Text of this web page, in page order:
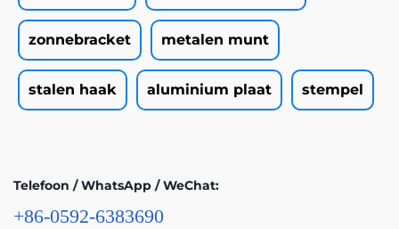
zonnebracket metalen munt
stalen haak aluminium plaat stempel
Telefoon / WhatsApp / WeChat:
+86-0592-6383690